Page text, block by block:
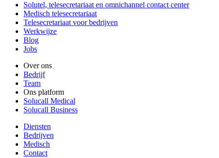
Solutel, telesecretariaat en omnichannel contact center
Medisch telesecretariaat
Telesecretariaat voor bedrijven
Werkwijze
Blog
Jobs
Over ons
Bedrijf
Team
Ons platform
Solucall Medical
Solucall Business
Diensten
Bedrijven
Medisch
Contact